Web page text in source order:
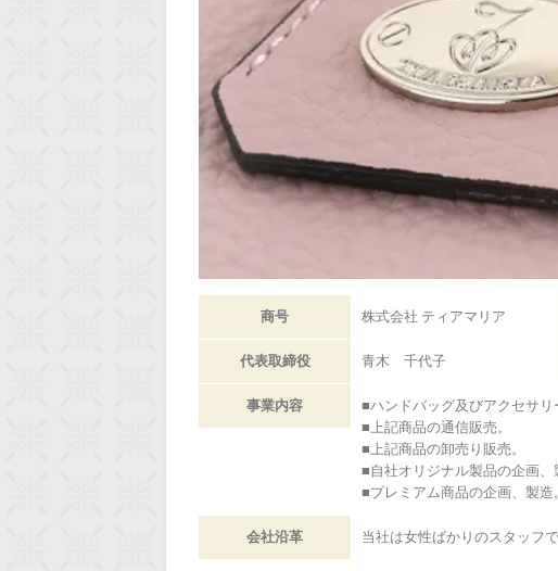
商号 株式会社 ティアマリア
代表取締役 青木 千代子
事業内容
■ハンドバッグ及びアクセサリ
■上記商品の通信販売。
■上記商品の卸売り販売。
■自社オリジナル製品の企画、
■プレミアム商品の企画、製造。
会社沿革 当社は女性ばかりのスタッフ